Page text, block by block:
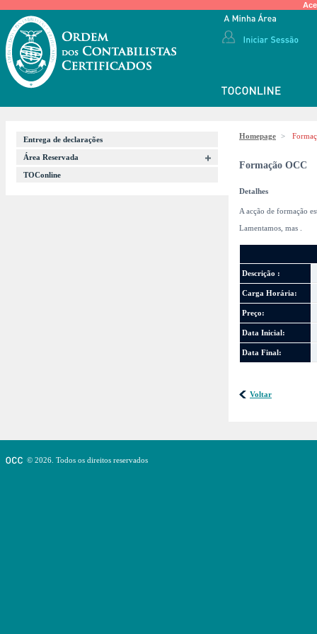
Entrega de declarações
Área Reservada
TOConline
Homepage >
Formação OCC
Detalhes
A acção de formação
Lamentamos, mas
Descrição :
Carga Horária:
Preço:
Data Inicial:
Data Final:
Voltar
© 2026. Todos os direitos reservados